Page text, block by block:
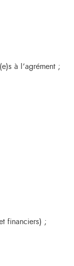
à l’agrément ;
financiers) ;